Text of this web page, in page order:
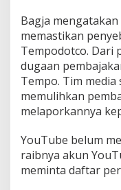
Bagja
memastikan
Tempodotco. Dari
dugaan
Tempo. Tim
memulihkan
melaporkannya
YouTube belum
raibnya akun
meminta daftar